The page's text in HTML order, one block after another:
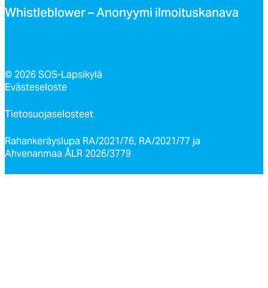
Whist­leb­lo­wer – Ano­nyy­mi il­moi­tus­ka­na­va
© 2026 SOS-Lapsikylä
Evästeseloste
Tietosuojaselosteet
Rahankeräyslupa RA/2021/76, RA/2021/77 ja
Ahvenanmaa ÅLR 2026/3779